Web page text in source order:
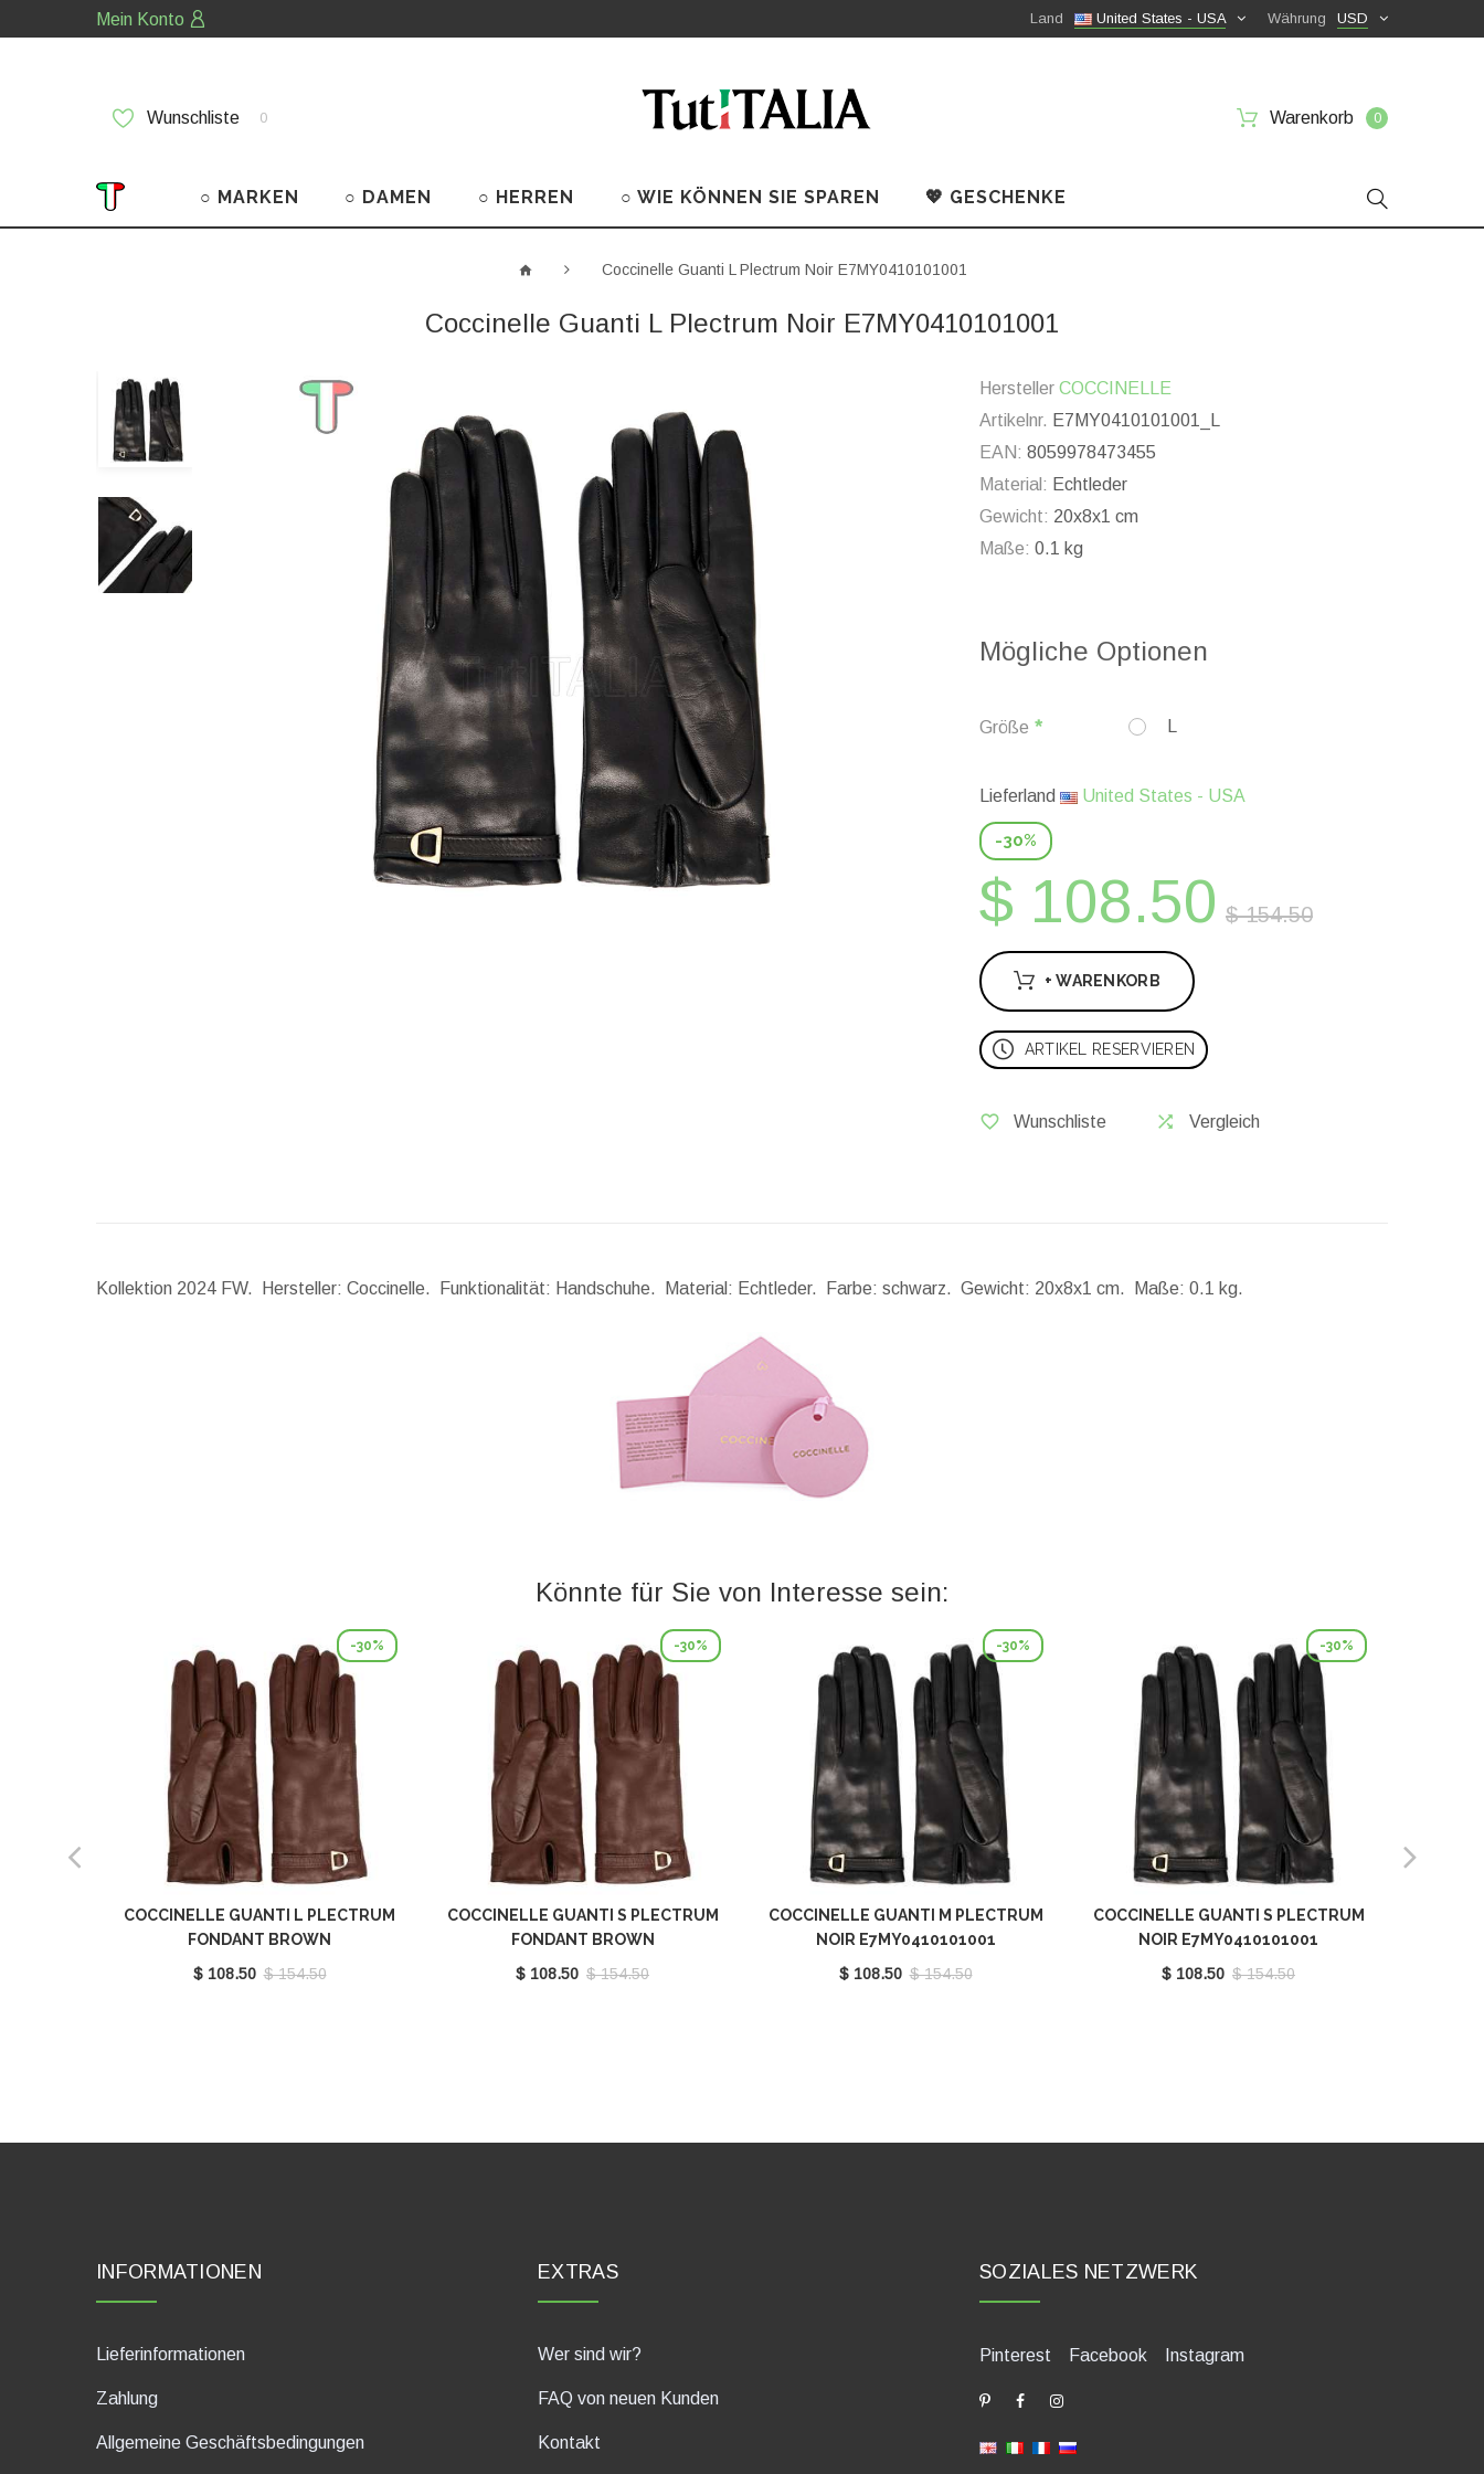
Mein Konto USD
Währung
United States - USA
Land
Wunschliste 0 Warenkorb 0
○ MARKEN ○ DAMEN ○ HERREN ○ WIE KÖNNEN SIE SPAREN 💖 GESCHENKE
Coccinelle Guanti L Plectrum Noir E7MY0410101001
Coccinelle Guanti L Plectrum Noir E7MY0410101001
Hersteller COCCINELLE
Artikelnr. E7MY0410101001_L
EAN: 8059978473455
Material: Echtleder
Gewicht: 20x8x1 cm
Maße: 0.1 kg
Mögliche Optionen
Größe L
Lieferland United States - USA
-30%
$ 108.50 $ 154.50
+ WARENKORB
ARTIKEL RESERVIEREN
Wunschliste Vergleich
Kollektion 2024 FW. Hersteller: Coccinelle. Funktionalität: Handschuhe. Material: Echtleder. Farbe: schwarz. Gewicht: 20x8x1 cm. Maße: 0.1 kg.
Könnte für Sie von Interesse sein:
-30%
COCCINELLE GUANTI L PLECTRUM
FONDANT BROWN
E7MY0410101W97
$ 108.50 $ 154.50
-30%
COCCINELLE GUANTI S PLECTRUM
FONDANT BROWN
E7MY0410101W97
$ 108.50 $ 154.50
-30%
COCCINELLE GUANTI M PLECTRUM
NOIR E7MY0410101001
$ 108.50 $ 154.50
-30%
COCCINELLE GUANTI S PLECTRUM
NOIR E7MY0410101001
$ 108.50 $ 154.50
INFORMATIONEN
Lieferinformationen
Zahlung
Allgemeine Geschäftsbedingungen
EXTRAS
Wer sind wir?
FAQ von neuen Kunden
Kontakt
SOZIALES NETZWERK
Pinterest Facebook Instagram